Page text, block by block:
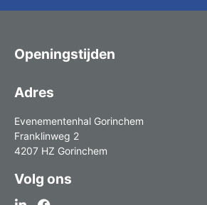
Openingstijden
Adres
Evenementenhal Gorinchem
Franklinweg 2
4207 HZ Gorinchem
Volg ons